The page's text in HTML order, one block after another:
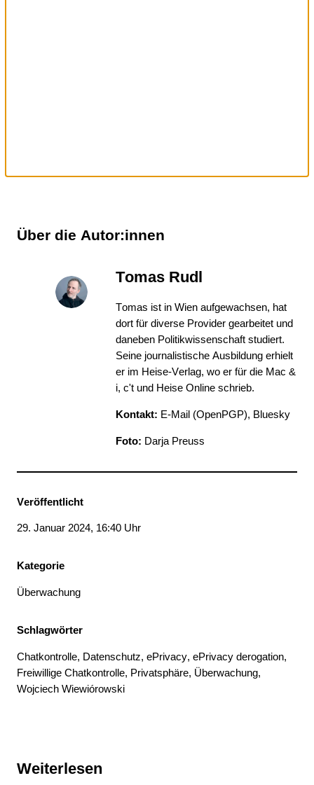
Über die Autor:innen
Tomas Rudl
Tomas ist in Wien aufgewachsen, hat
dort für diverse Provider gearbeitet und
daneben Politikwissenschaft studiert.
Seine journalistische Ausbildung erhielt
er im Heise-Verlag, wo er für die Mac &
i, c't und Heise Online schrieb.
Kontakt: E-Mail (OpenPGP), Bluesky
Foto: Darja Preuss
Veröffentlicht
29. Januar 2024, 16:40 Uhr
Kategorie
Überwachung
Schlagwörter
Chatkontrolle, Datenschutz, ePrivacy, ePrivacy derogation
Freiwillige Chatkontrolle, Privatsphäre, Überwachung
Wojciech Wiewiórowski
Weiterlesen